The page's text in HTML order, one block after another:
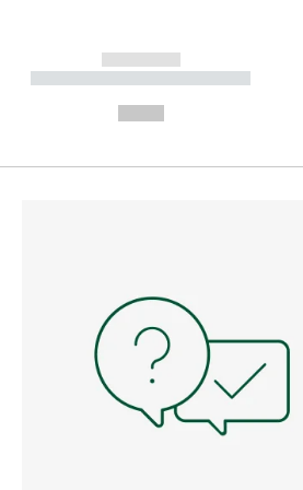
------------
----------- ----------- ----------